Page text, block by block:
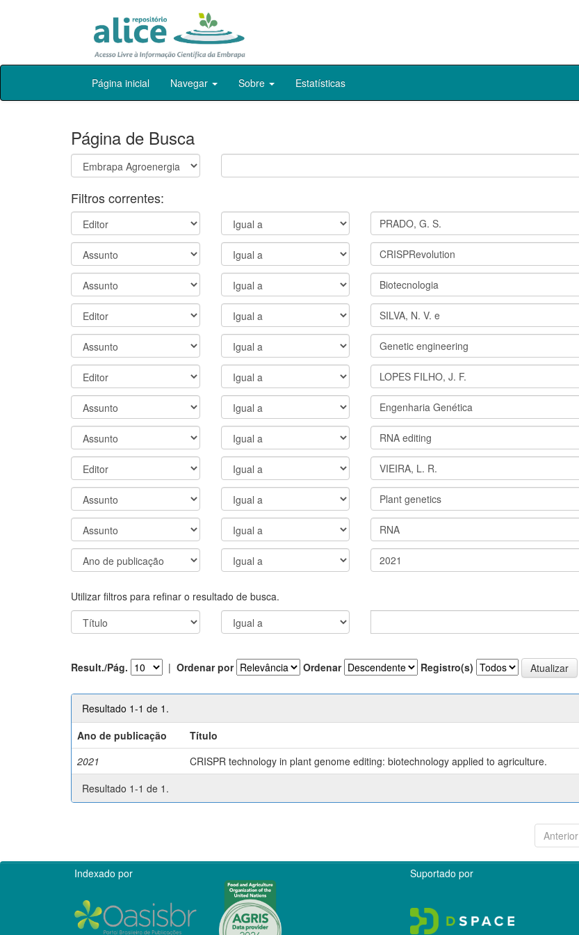
Skip
Página inicial Navegar Sobre Estatísticas
Página de Busca
Filtros correntes:
Utilizar filtros para refinar o resultado de busca.
Result./Pág. | Ordenar por Ordenar Registro(s)
Resultado 1-1 de 1.
Ano de publicação
Título
2021
CRISPR technology in plant genome editing: biotechnology applied to agriculture.
Resultado 1-1 de 1.
Anterior
Indexado por Suportado por